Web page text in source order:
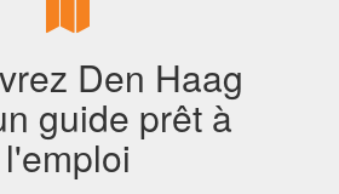
Den Haag
guide prêt à
l'emploi